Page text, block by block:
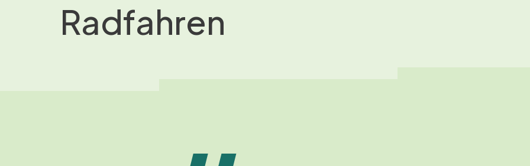
Radfahren